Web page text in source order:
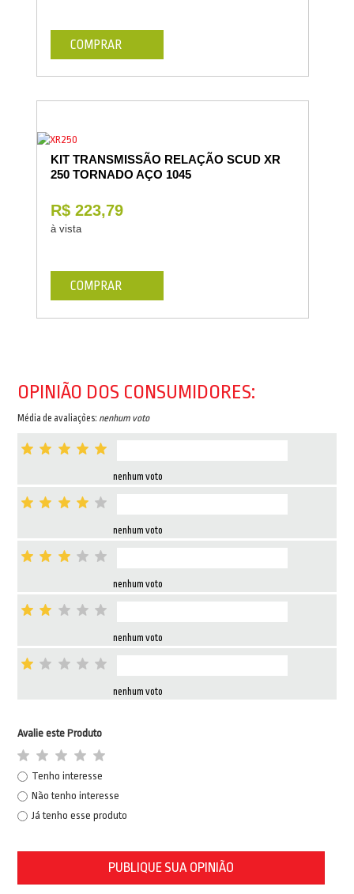
COMPRAR
KIT TRANSMISSÃO RELAÇÃO SCUD XR
250 TORNADO AÇO 1045
R$ 223,79
à vista
COMPRAR
OPINIÃO DOS CONSUMIDORES:
Média de avaliações: nenhum voto
nenhum voto
nenhum voto
nenhum voto
nenhum voto
nenhum voto
Avalie este Produto
Tenho interesse
Não tenho interesse
Já tenho esse produto
PUBLIQUE SUA OPINIÃO